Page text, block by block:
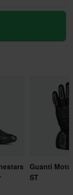
Guanti
ST